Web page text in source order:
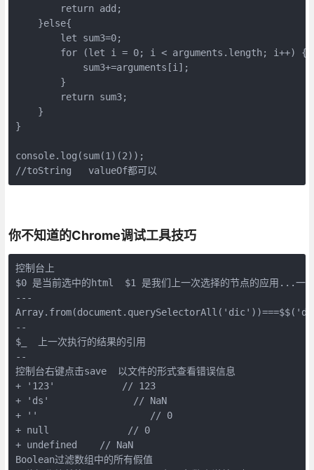
        return add;
    }else{
        let sum3=0;
        for (let i = 0; i < arguments.length; i++) {
            sum3+=arguments[i];
        }
        return sum3;
    }
}
console.log(sum(1)(2));
//toString   valueOf都可以
你不知道的Chrome调试工具技巧
控制台上
$0 是当前选中的html  $1 是我们上一次选择的节点的应用...一
---
--
$_  上一次执行的结果的引用
--
控制台右键点击save  以文件的形式查看错误信息
+ '123'            // 123
+ 'ds'               // NaN
+ ''                    // 0
+ null              // 0
+ undefined    // NaN
Boolean过滤数组中的所有假值